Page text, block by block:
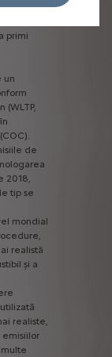
fata
a primi
un
(WLTP,
în
(COC).
de
2018,
tip se
mondial
realistă
și a
utilizată
realiste,
emisiilor
multe